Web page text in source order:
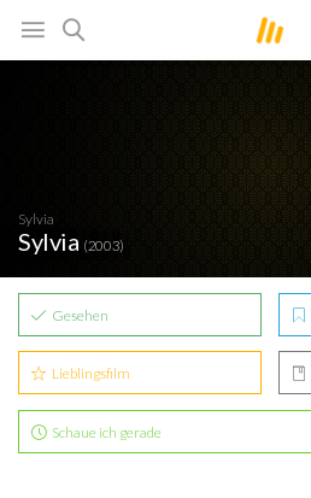
Sylvia
Sylvia (2003)
Gesehen
Lieblingsfilm
Schaue ich gerade